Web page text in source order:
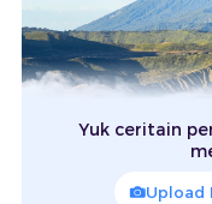
Yuk ceritain
Upload